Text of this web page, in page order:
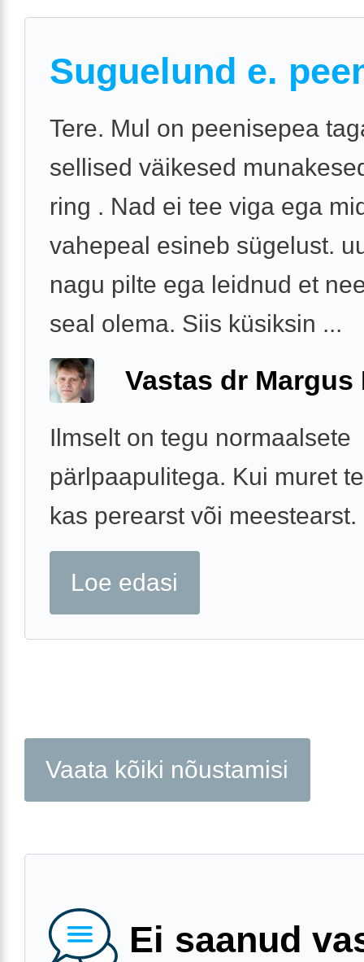
Suguelund e.
Tere. Mul on peenisepea
sellised väikesed
ring . Nad ei tee viga ega
vahepeal esineb sügelust.
nagu pilte ega leidnud et
seal olema. Siis küsiksin ...
Vastas dr Margus
Ilmselt on tegu normaalsete
pärlpaapulitega. Kui muret
kas perearst või meestearst.
Loe edasi
Vaata kõiki nõustamisi
Ei saanud